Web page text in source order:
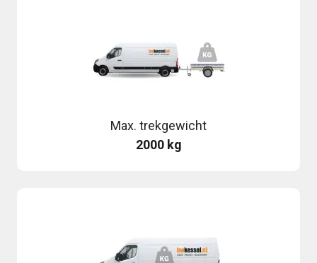
Max. trekgewicht
2000 kg